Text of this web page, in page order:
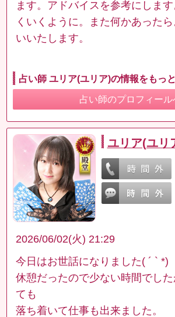
ます。アドバイスを参考にしま
くいくように。また何かあった
いいたします。
占い師 ユリア(ユリア)の情報をもっ
占い師のプロフィール
ユリア(ユリ
2026/06/02(火) 21:29
今日はお世話になりました( ´ ` *)
休憩だったので少ない時間でした
ても
落ち着いて仕事も出来ました。